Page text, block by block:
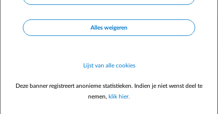
Alles weigeren
Lijst van alle cookies
Deze banner registreert anonieme statistieken. Indien je niet wenst deel te
nemen, klik hier.